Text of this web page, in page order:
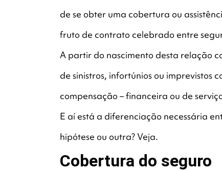
de se obter uma cobertura ou
fruto de contrato celebrado entre
A partir do nascimento desta relação
de sinistros, infortúnios ou imprevistos
compensação – financeira ou de
E aí está a diferenciação necessária
hipótese ou outra? Veja.
Cobertura do seguro